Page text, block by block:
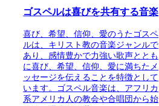
ゴスペルは喜びを共有する音楽
喜び、希望、信仰、愛のうたゴスペ
ルは、キリスト教の音楽ジャンルで
あり、感情豊かで力強い歌声ととも
に喜び、希望、信仰、愛に満ちたメ
ッセージを伝えることを特徴として
います。ゴスペル音楽は、アフリカ
系アメリカ人の教会や合唱団から始